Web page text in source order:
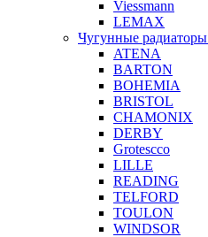
Viessmann
LEMAX
Чугунные радиаторы
ATENA
BARTON
BOHEMIA
BRISTOL
CHAMONIX
DERBY
Grotescco
LILLE
READING
TELFORD
TOULON
WINDSOR